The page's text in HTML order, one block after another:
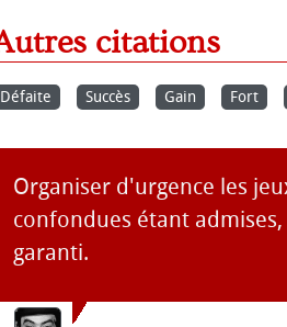
Autres citations
Défaite Succès Gain Fort
Organiser d'urgence les
confondues étant
garanti.